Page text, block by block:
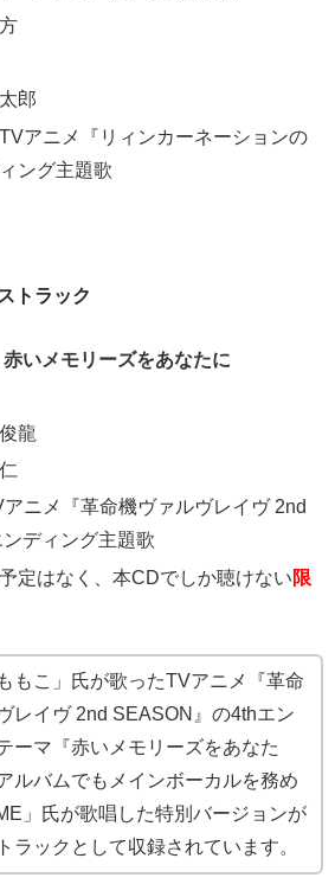
郎
アニメ『リィンカーネーションの
ング主題歌
トラック
いメモリーズをあなたに
俊龍
アニメ『革命機ヴァルヴレイヴ 2nd
ディング主題歌
予定はなく、本CDでしか聴けない限
もこ」氏が歌ったTVアニメ『革命
レイヴ 2nd SEASON』の4thエン
ーマ『赤いメモリーズをあなた
ルバムでもメインボーカルを務め
」氏が歌唱した特別バージョンが
ラックとして収録されています。